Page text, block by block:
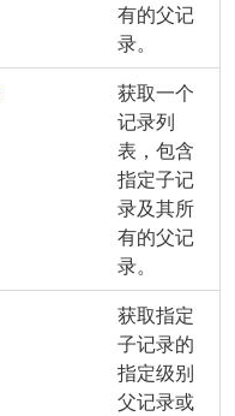
有的父记
录。
获取一个
记录列
表，包含
指定子记
录及其所
有的父记
录。
获取指定
子记录的
指定级别
父记录或